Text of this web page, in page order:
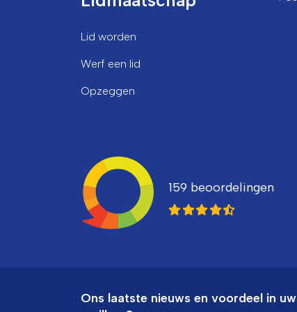
Lid worden
Werf een lid
Opzeggen
159 beoordelingen
Ons laatste nieuws en voordeel in uw